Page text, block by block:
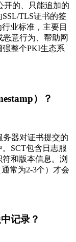
开的、只能追加的
TLS证书的签
业标准，主要目
意行为、帮助网
整个PKI生态系
）？
务器对证书提交的
SCT包含日志服
和版本信息。浏
常为2-3个）才会
记录？